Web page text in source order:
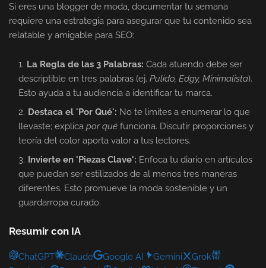
Si eres una blogger de moda, documentar tu semana
requiere una estrategia para asegurar que tu contenido sea
relatable y amigable para SEO:
La Regla de las 3 Palabras: Cada atuendo debe ser
descriptible en tres palabras (ej. Pulido, Edgy, Minimalista).
Esto ayuda a tu audiencia a identificar tu marca.
Destaca el 'Por Qué': No te limites a enumerar lo que
llevaste; explica por qué funciona. Discutir proporciones y
teoría del color aporta valor a tus lectores.
Invierte en 'Piezas Clave': Enfoca tu diario en artículos
que puedan ser estilizados de al menos tres maneras
diferentes. Esto promueve la moda sostenible y un
guardarropa curado.
Resumir con IA
ChatGPT Claude Google AI Gemini
Grok